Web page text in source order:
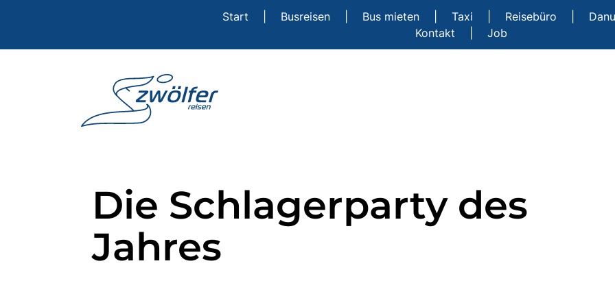
Start Busreisen Bus mieten Taxi Reisebüro
Kontakt
Job
Die Schlagerparty des
Jahres